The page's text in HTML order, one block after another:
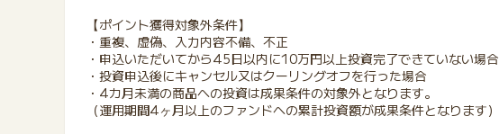
【ポイント獲得対象外条件】
・重複、虚偽、入力内容不備、不正
・申込いただいてから45日以内に10万円以上投資完了できていない場合
・投資申込後にキャンセル又はクーリングオフを行った場合
・4カ月未満の商品への投資は成果条件の対象外となります。
（運用期間4ヶ月以上のファンドへの累計投資額が成果条件となります）